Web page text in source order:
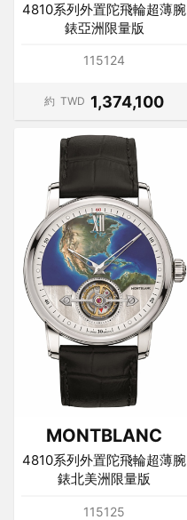
4810系列外置陀飛輪超薄腕
錶亞洲限量版
115124
約 TWD 1,374,100
MONTBLANC
4810系列外置陀飛輪超薄腕
錶北美洲限量版
115125